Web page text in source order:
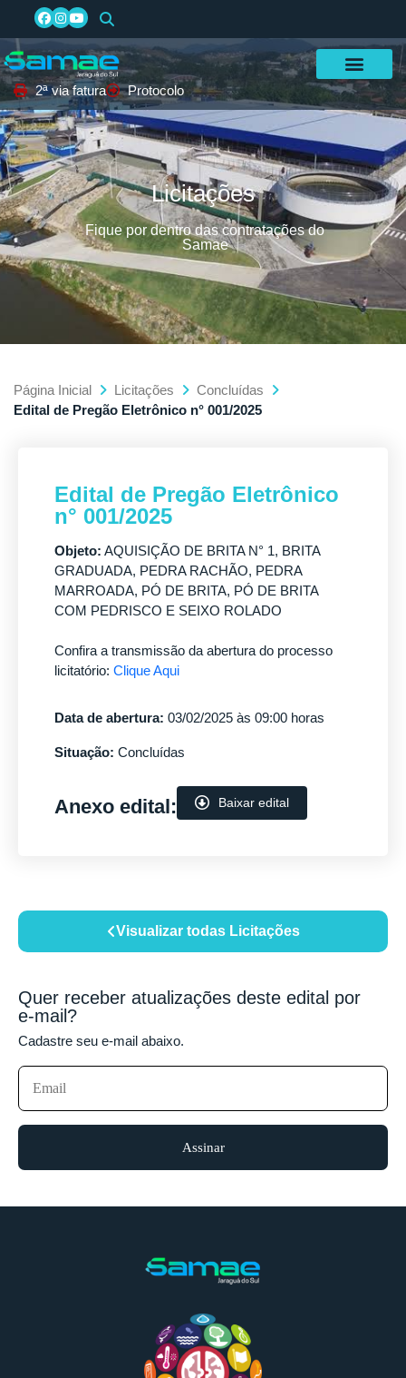
2ª via fatura Protocolo
Licitações
Fique por dentro das contratações do
Samae
Página Inicial Licitações
Concluídas
Edital de Pregão Eletrônico n° 001/2025
Visualizar todas Licitações
Quer receber atualizações deste edital por
e-mail?
Cadastre seu e-mail abaixo.
Assinar
Edital de Pregão Eletrônico
n° 001/2025
Objeto: AQUISIÇÃO DE BRITA N° 1, BRITA
GRADUADA, PEDRA RACHÃO, PEDRA
MARROADA, PÓ DE BRITA, PÓ DE BRITA
COM PEDRISCO E SEIXO ROLADO
Confira a transmissão da abertura do processo
licitatório: Clique Aqui
Data de abertura: 03/02/2025 às 09:00 horas
Situação: Concluídas
Anexo edital: Baixar edital